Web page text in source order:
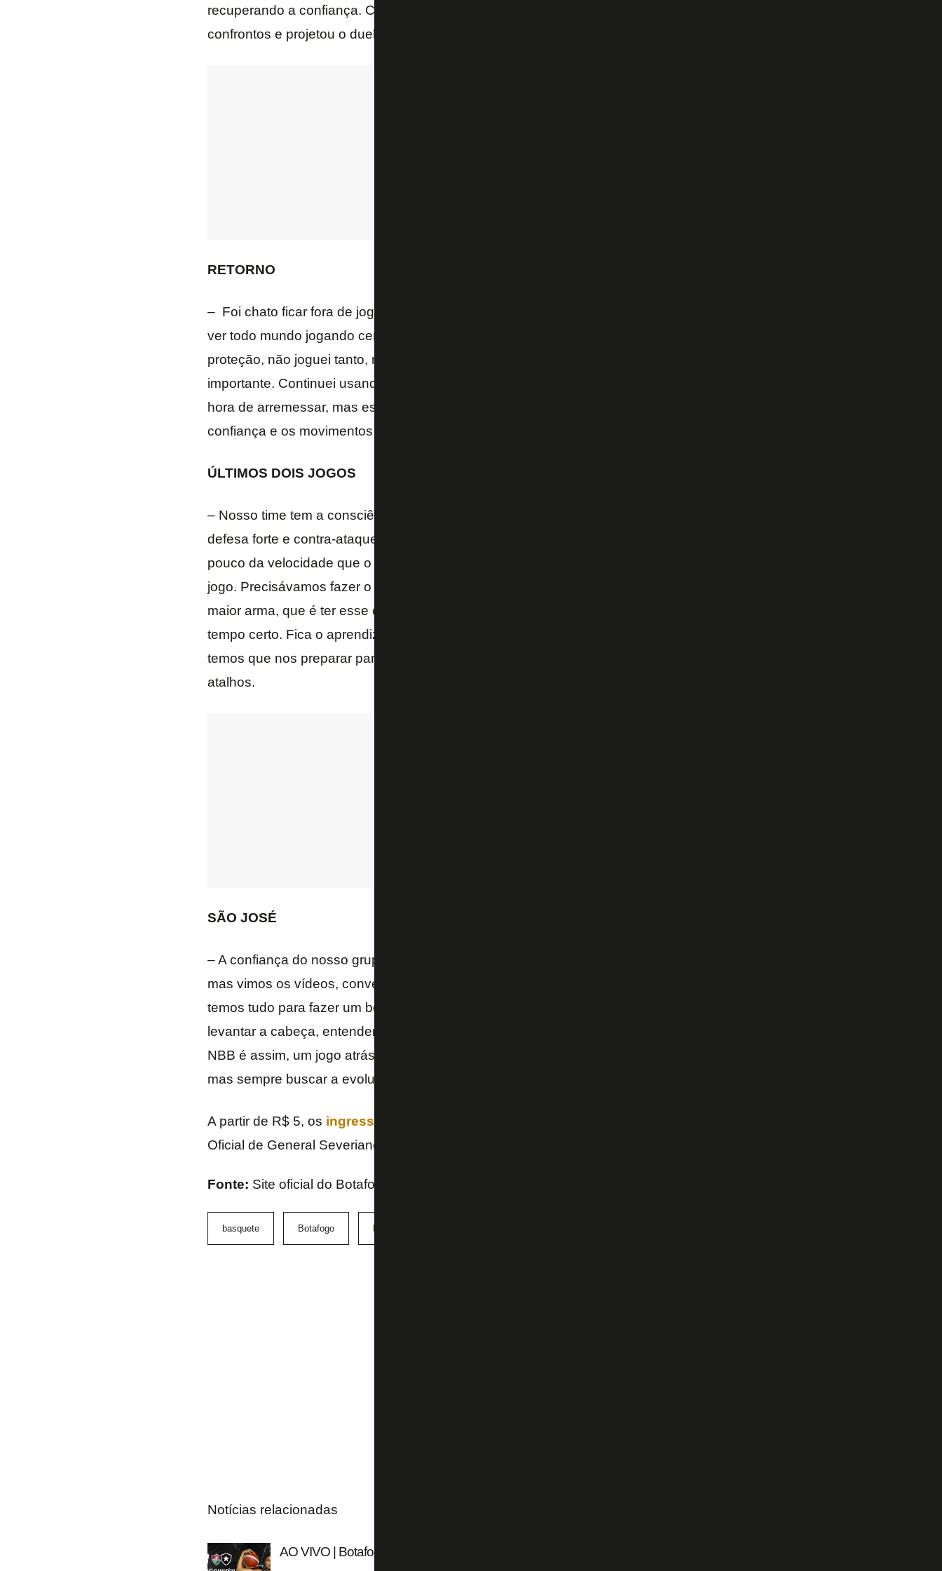
recuperando a confiança. Cauê falou sobre o momento da equipe, avaliou os últimos
confrontos e projetou o duelo da próxima terça.
RETORNO
– Foi chato ficar fora de jogos como aqueles, mas o time foi bem, fiquei muito feliz de
ver todo mundo jogando certo, entrosado. Voltei contra o Corinthians usando uma
proteção, não joguei tanto, mas o time manteve o ritmo e conquistou outra vitória
importante. Continuei usando a proteção nos jogos fora de casa, me atrapalhava na
hora de arremessar, mas estou treinando sem ela. Aos poucos, vou recuperando a
confiança e os movimentos que sou acostumado a fazer.
ÚLTIMOS DOIS JOGOS
– Nosso time tem a consciência de que poderia fazer mais. Nossas características são
defesa forte e contra-ataques, somos um time rápido. Brasília e Cearense tiraram um
pouco da velocidade que o Jamaal imprime e nós começamos a cadenciar muito o
jogo. Precisávamos fazer o sistema funcionar, mas não aconteceu e perdemos nossa
maior arma, que é ter esse controle da bola e a procura dos melhores arremessos no
tempo certo. Fica o aprendizado, nem sempre tudo vai funcionar perfeitamente, mas
temos que nos preparar para manter o equilíbrio diante dessas situações e achar os
atalhos.
SÃO JOSÉ
– A confiança do nosso grupo está lá em cima. Tivemos duas derrotas fora de casa,
mas vimos os vídeos, conversamos, estamos corrigindo as falhas nos treinamentos e
temos tudo para fazer um bom jogo ao lado da nossa torcida. Mais uma vez é hora de
levantar a cabeça, entender a importância dos jogos e entrar em quadra mordendo. O
NBB é assim, um jogo atrás do outro, sem muito tempo para comemorar ou lamentar,
mas sempre buscar a evolução.
A partir de R$ 5, os ingressos começam a ser vendidos na segunda-feira
Oficial de General Severiano.
Fonte: Site oficial do Botafogo
basquete Botafogo
Notícias relacionadas
AO VIVO | Botafogo enfrenta o Fluminense pela segunda etapa da LDB